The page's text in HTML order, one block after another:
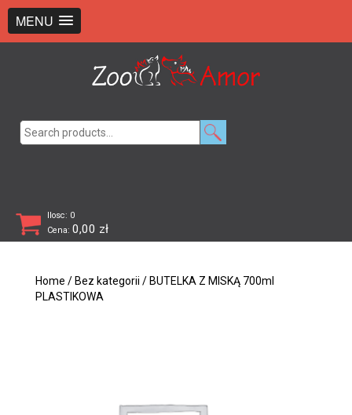
MENU
Ilosc: 0
Cena: 0,00 zł
Home / Bez kategorii / BUTELKA Z MISKĄ 700ml
PLASTIKOWA